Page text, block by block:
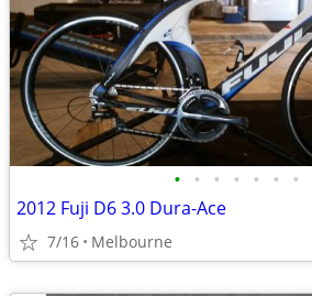
• • • • • • •
2012 Fuji D6 3.0 Dura-Ace
7/16 Melbourne